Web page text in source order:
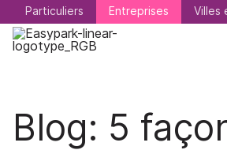
Particuliers Entreprises Villes
Particuliers Entreprises Villes
Blog: 5